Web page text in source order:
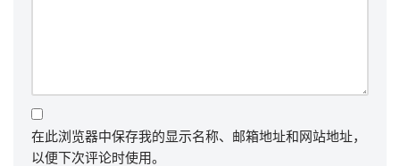
在此浏览器中保存我的显示名称、邮箱地址和网站地址，
以便下次评论时使用。